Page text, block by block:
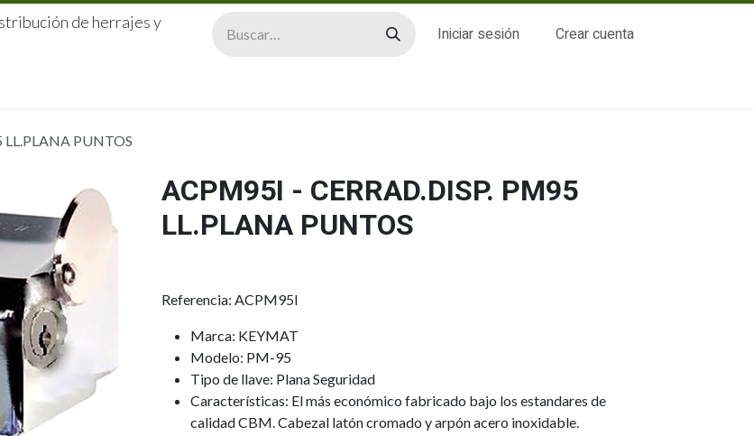
de herrajes y
Iniciar sesión Crear cuenta
LL.PLANA PUNTOS
ACPM95I - CERRAD.DISP. PM95
LL.PLANA PUNTOS
Referencia: ACPM95I
Marca: KEYMAT
Modelo: PM-95
Tipo de llave: Plana Seguridad
Características: El más económico fabricado bajo los estandares de
calidad CBM. Cabezal latón cromado y arpón acero inoxidable.